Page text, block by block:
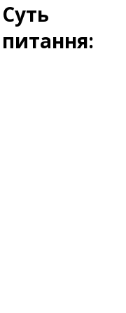
Суть
питання: